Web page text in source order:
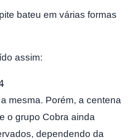
bateu em várias formas
assim:
mesma. Porém, a centena
o grupo Cobra ainda
dependendo da